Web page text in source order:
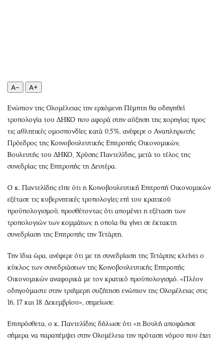
Θέατρο-Χορός
Εικαστικά
Βιβλίο
Χειρόγραφα
Προσφορές
Προσωπικότητες στην ''Κ''
Επιστολές
A− A+
Ενώπιον της Ολομέλειας την ερχόμενη Πέμπτη θα οδηγηθεί
τροπολογία του ΔΗΚΟ που αφορά στην αύξηση της χορηγίας προς
τις αθλητικές ομοσπονδίες κατά 0,5%, ανέφερε ο Αναπληρωτής
Πρόεδρος της Κοινοβουλευτικής Επιτροπής Οικονομικών,
Βουλευτής του ΔΗΚΟ, Χρύσης Παντελίδης, μετά το τέλος της
συνεδρίας της Επιτροπής τη Δευτέρα.
Ο κ. Παντελίδης είπε ότι η Κοινοβουλευτική Επιτροπή Οικονομικών
εξέτασε τις κυβερνητικές τροπολογίες επί του κρατικού
προϋπολογισμού, προσθέτοντας ότι απομένει η εξέταση των
τροπολογιών των κομμάτων, η οποία θα γίνει σε έκτακτη
συνεδρίαση της Επιτροπής την Τετάρτη.
Την ίδια ώρα, ανέφερε ότι με τη συνεδρίαση της Τετάρτης κλείνει ο
κύκλος των συνεδριάσεων της Κοινοβουλευτικής Επιτροπής
Οικονομικών αναφορικά με τον κρατικό προϋπολογισμό. «Πλέον
οδηγούμαστε στην τριήμερη συζήτηση ενώπιον της Ολομέλειας στις
16, 17 και 18 Δεκεμβρίου», σημείωσε.
Επιπρόσθετα, ο κ. Παντελίδης δήλωσε ότι «η Βουλή αποφάσισε
σήμερα να παραπέμψει στην Ολομέλεια την πρόταση νόμου που έχει